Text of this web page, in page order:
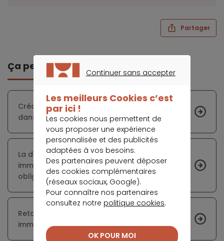
Partager
Ça peut vous intéresser
Crédit immobilier : une reprise sous conditions
dans un contexte incertain
La déclaration d’occupation des biens
immobiliers à usage d’habitation reste
obligatoire
Retour des secundo-accédants sur le marché
immobilier
Continuer sans accepter
Les meilleurs Cookies c’est
par ici !
Les cookies nous permettent de
vous proposer une expérience
personnalisée et des publicités
adaptées à vos besoins.
Des partenaires peuvent déposer
des cookies complémentaires
(réseaux sociaux, Google).
Pour connaître nos partenaires
consultez notre politique cookies.
OK POUR MOI